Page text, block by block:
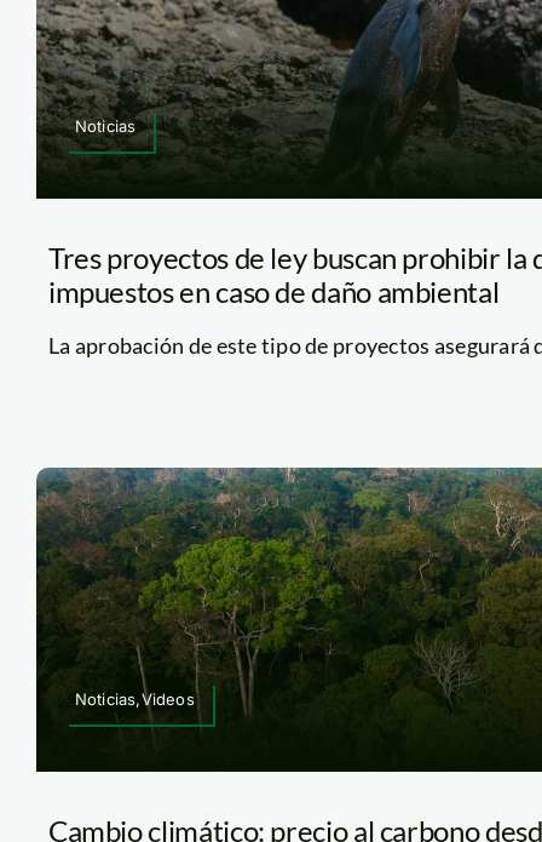
Noticias
Tres proyectos de ley buscan prohibir la
impuestos en caso de daño ambiental
La aprobación de este tipo de proyectos asegurará
Noticias,Videos
Cambio climático: precio al carbono